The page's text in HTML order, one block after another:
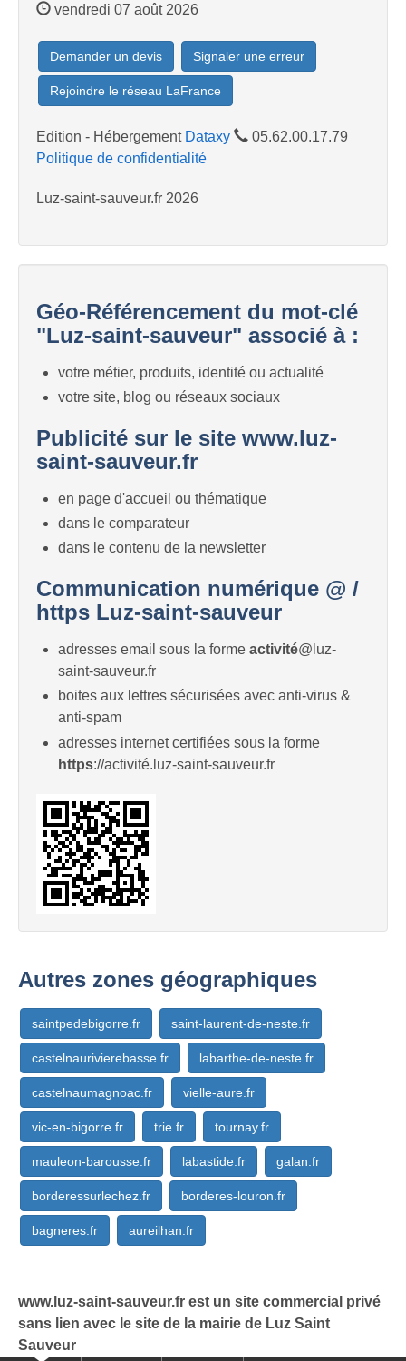
vendredi 07 août 2026
Demander un devis Signaler une erreur
Rejoindre le réseau LaFrance
Edition - Hébergement Dataxy
05.62.00.17.79
Politique de confidentialité
Luz-saint-sauveur.fr 2026
Géo-Référencement du mot-clé
"Luz-saint-sauveur" associé à :
votre métier, produits, identité ou actualité
votre site, blog ou réseaux sociaux
Publicité sur le site www.luz-
saint-sauveur.fr
en page d'accueil ou thématique
dans le comparateur
dans le contenu de la newsletter
Communication numérique @ /
https Luz-saint-sauveur
adresses email sous la forme activité@luz-
saint-sauveur.fr
boites aux lettres sécurisées avec anti-virus &
anti-spam
adresses internet certifiées sous la forme
https://activité.luz-saint-sauveur.fr
Autres zones géographiques
saintpedebigorre.fr saint-laurent-de-neste.fr
castelnaurivierebasse.fr labarthe-de-neste.fr
castelnaumagnoac.fr vielle-aure.fr
vic-en-bigorre.fr trie.fr tournay.fr
mauleon-barousse.fr labastide.fr galan.fr
borderessurlechez.fr borderes-louron.fr
bagneres.fr aureilhan.fr
www.luz-saint-sauveur.fr est un site commercial privé
sans lien avec le site de la mairie de Luz Saint
Sauveur